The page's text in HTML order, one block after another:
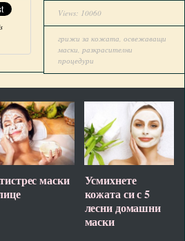
Views: 10060
грижи за кожата, освежаващи
маски, разкрасителни
процедури
маски
Усмихнете
кожата си с 5
лесни домашни
маски